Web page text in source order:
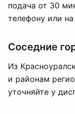
подача от 30
телефону или на
Соседние
Из
и районам
уточняйте у